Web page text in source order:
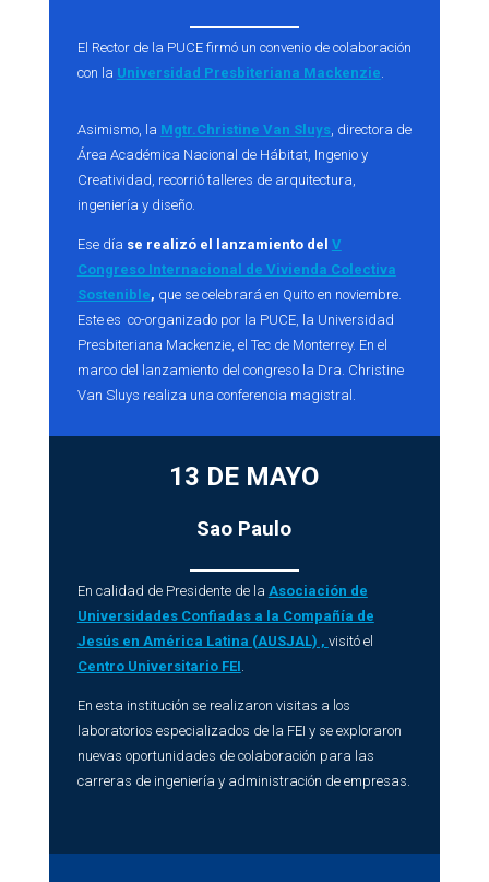
El Rector de la PUCE firmó un convenio de colaboración
con la Universidad Presbiteriana Mackenzie.
Asimismo, la Mgtr.Christine Van Sluys, directora de
Área Académica Nacional de Hábitat, Ingenio y
Creatividad, recorrió talleres de arquitectura,
ingeniería y diseño.
Ese día se realizó el lanzamiento del V
Congreso Internacional de Vivienda Colectiva
Sostenible, que se celebrará en Quito en noviembre.
Este es co-organizado por la PUCE, la Universidad
Presbiteriana Mackenzie, el Tec de Monterrey. En el
marco del lanzamiento del congreso la Dra. Christine
Van Sluys realiza una conferencia magistral.
13 DE MAYO
Sao Paulo
En calidad de Presidente de la Asociación de
Universidades Confiadas a la Compañía de
Jesús en América Latina (AUSJAL) , visitó el
Centro Universitario FEI.
En esta institución se realizaron visitas a los
laboratorios especializados de la FEI y se exploraron
nuevas oportunidades de colaboración para las
carreras de ingeniería y administración de empresas.